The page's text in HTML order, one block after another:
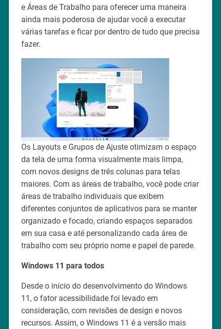
e Áreas de Trabalho para oferecer uma maneira
ainda mais poderosa de ajudar você a executar
várias tarefas e ficar por dentro de tudo que precisa
fazer.
Os Layouts e Grupos de Ajuste otimizam o espaço
da tela de uma forma visualmente mais limpa,
com novos designs de três colunas para telas
maiores. Com as áreas de trabalho, você pode criar
áreas de trabalho individuais que exibem
diferentes conjuntos de aplicativos para se manter
organizado e focado, criando espaços separados
em sua casa e até personalizando cada área de
trabalho com seu próprio nome e papel de parede.
Windows 11 para todos
Desde o início do desenvolvimento do Windows
11, o fator acessibilidade foi levado em
consideração, com revisões de design e novos
recursos. Assim, o Windows 11 é a versão mais